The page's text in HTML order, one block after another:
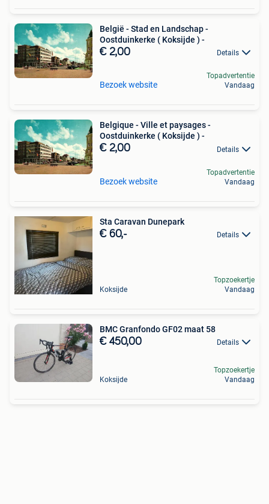
België - Stad en Landschap -
Oostduinkerke ( Koksijde ) -
€ 2,00 Details
Bezoek website
Topadvertentie
Vandaag
Belgique - Ville et paysages -
Oostduinkerke ( Koksijde ) -
€ 2,00 Details
Bezoek website
Topadvertentie
Vandaag
Sta Caravan Dunepark
€ 60,- Details
Koksijde
Topzoekertje
Vandaag
BMC Granfondo GF02 maat 58
€ 450,00 Details
Koksijde
Topzoekertje
Vandaag